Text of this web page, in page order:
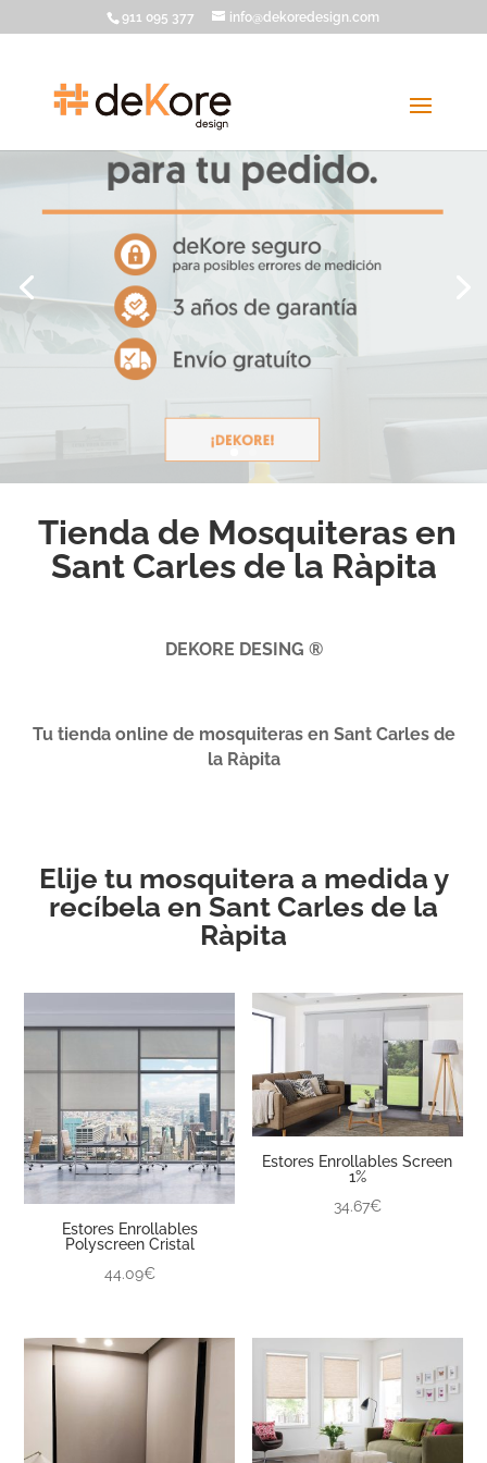
911 095 377 info@dekoredesign.com
Tienda de Mosquiteras en
Sant Carles de la Ràpita
DEKORE DESING ®
Tu tienda online de mosquiteras en Sant Carles de
la Ràpita
Elije tu mosquitera a medida y
recíbela en Sant Carles de la
Ràpita
Estores Enrollables
Polyscreen Cristal
44.09€
Estores Enrollables Screen
1%
34.67€